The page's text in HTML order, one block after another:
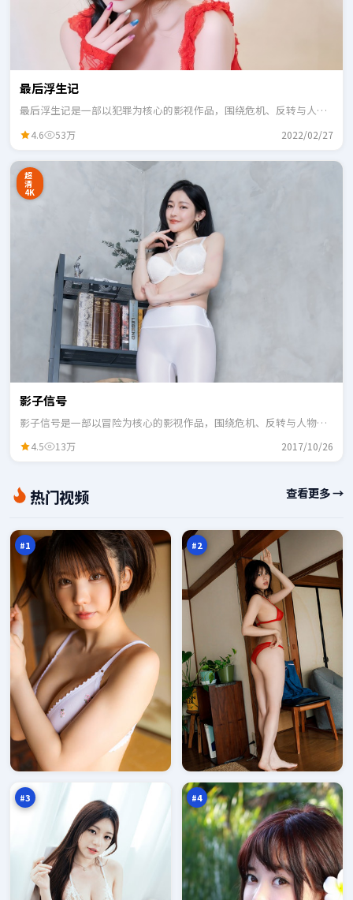
最后浮生记
最后浮生记是一部以犯罪为核心的影视作品，围绕危机、反转与人物
4.6 53万 2022/02/27
超
清
4K
影子信号
影子信号是一部以冒险为核心的影视作品，围绕危机、反转与人物成
4.5 13万 2017/10/26
热门视频 查看更多 →
#1
潮
倒 98
#2
#3
焚
终
章
97
万
#4
冷
月
影
97
万